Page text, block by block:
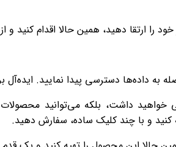
را ارتقا دهید، همین حالا اقدام کنید
به داده‌ها دسترسی پیدا نمایید.
داشت، بلکه می‌توانید محصولات
و با چند کلیک ساده، سفارش دهید.